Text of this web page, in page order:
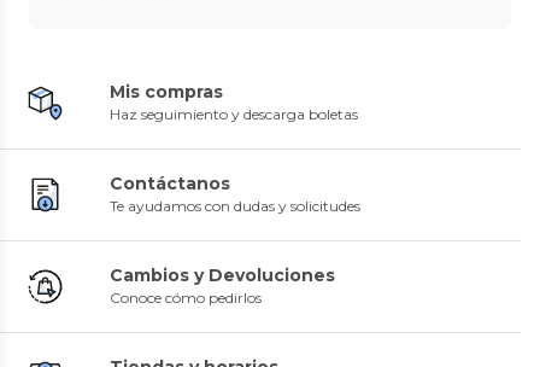
Mis compras
Haz seguimiento y descarga boletas
Contáctanos
Te ayudamos con dudas y solicitudes
Cambios y Devoluciones
Conoce cómo pedirlos